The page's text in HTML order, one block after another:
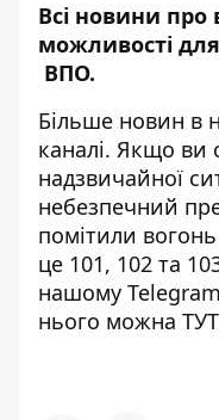
Всі новини про
можливості
ВПО.
Більше новин в
каналі. Якщо ви
надзвичайної
небезпечний
помітили
це 101, 102 та
нашому
нього можна ТУТ